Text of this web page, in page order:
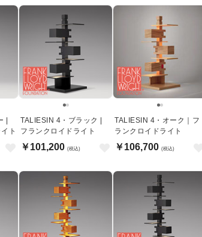
|
ト
TALIESIN 4・ブラック |
フランクロイドライト
￥101,200 (税込)
TALIESIN 4・オーク｜フ
ランクロイドライト
￥106,700 (税込)